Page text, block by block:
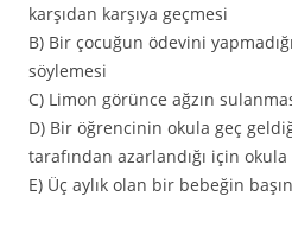
karşıdan karşıya geçmesi
B) Bir çocuğun ödevini
söylemesi
C) Limon görünce ağzın
D) Bir öğrencinin okula geç
tarafından azarlandığı için
E) Üç aylık olan bir bebeğin